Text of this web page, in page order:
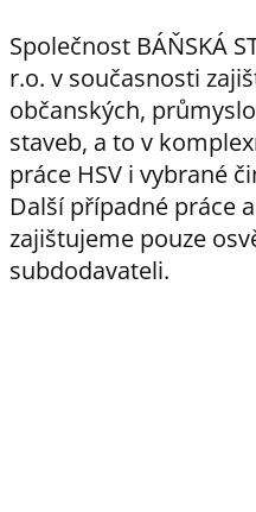
Společnost BÁŇSKÁ
r.o. v současnosti
občanských,
staveb, a to v
práce HSV i vybrané
Další případné práce
zajištujeme pouze
subdodavateli.